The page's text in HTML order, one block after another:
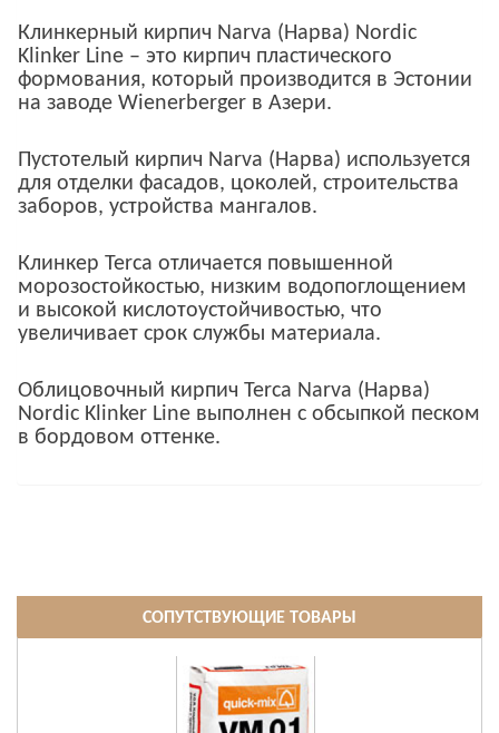
Клинкерный кирпич Narva (Нарва) Nordic
Klinker Line – это кирпич пластического
формования, который производится в Эстонии
на заводе Wienerberger в Азери.
Пустотелый кирпич Narva (Нарва) используется
для отделки фасадов, цоколей, строительства
заборов, устройства мангалов.
Клинкер Terca отличается повышенной
морозостойкостью, низким водопоглощением
и высокой кислотоустойчивостью, что
увеличивает срок службы материала.
Облицовочный кирпич Terca Narva (Нарва)
Nordic Klinker Line выполнен с обсыпкой песком
в бордовом оттенке.
СОПУТСТВУЮЩИЕ ТОВАРЫ